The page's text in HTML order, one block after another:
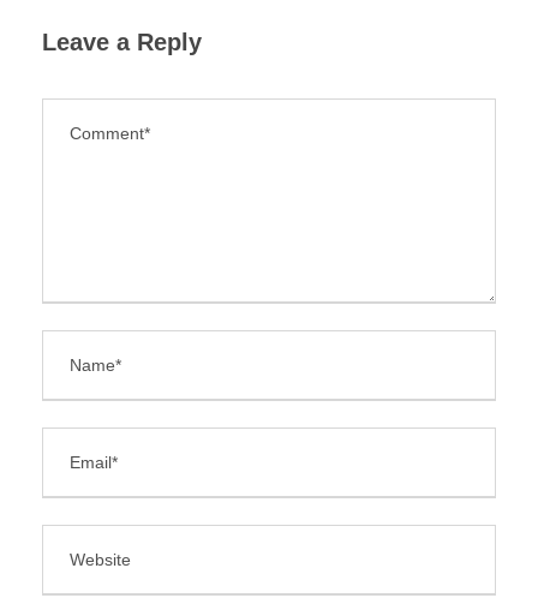
Leave a Reply